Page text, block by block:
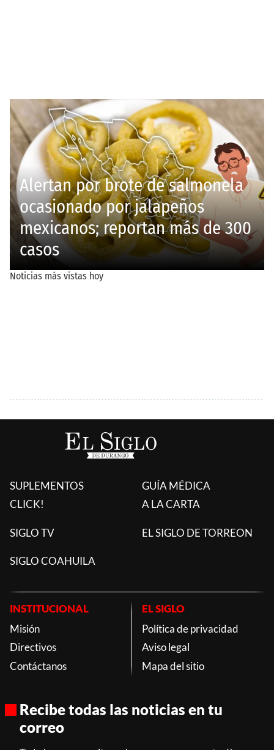
SUPLEMENTOS
CLICK!
GUÍA MÉDICA
A LA CARTA
SIGLO TV EL SIGLO DE TORREON
SIGLO COAHUILA
INSTITUCIONAL
Misión
Directivos
Contáctanos
EL SIGLO
Política de privacidad
Aviso legal
Mapa del sitio
Recibe todas las noticias en tu
correo